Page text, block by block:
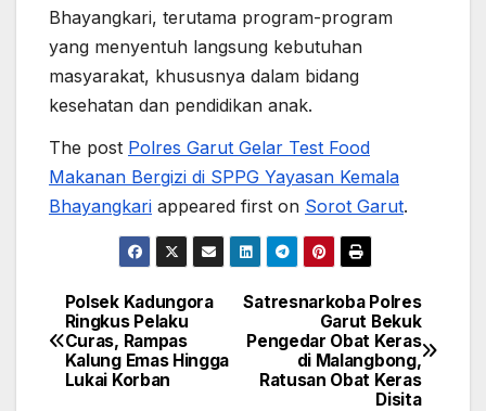
Bhayangkari, terutama program-program
yang menyentuh langsung kebutuhan
masyarakat, khususnya dalam bidang
kesehatan dan pendidikan anak.
The post Polres Garut Gelar Test Food
Makanan Bergizi di SPPG Yayasan Kemala
Bhayangkari appeared first on Sorot Garut.
Post
navigation
Satresnarkoba Polres
Garut Bekuk
Pengedar Obat Keras
di Malangbong,
Ratusan Obat Keras
Disita
Polsek Kadungora
Ringkus Pelaku
Curas, Rampas
Kalung Emas Hingga
Lukai Korban